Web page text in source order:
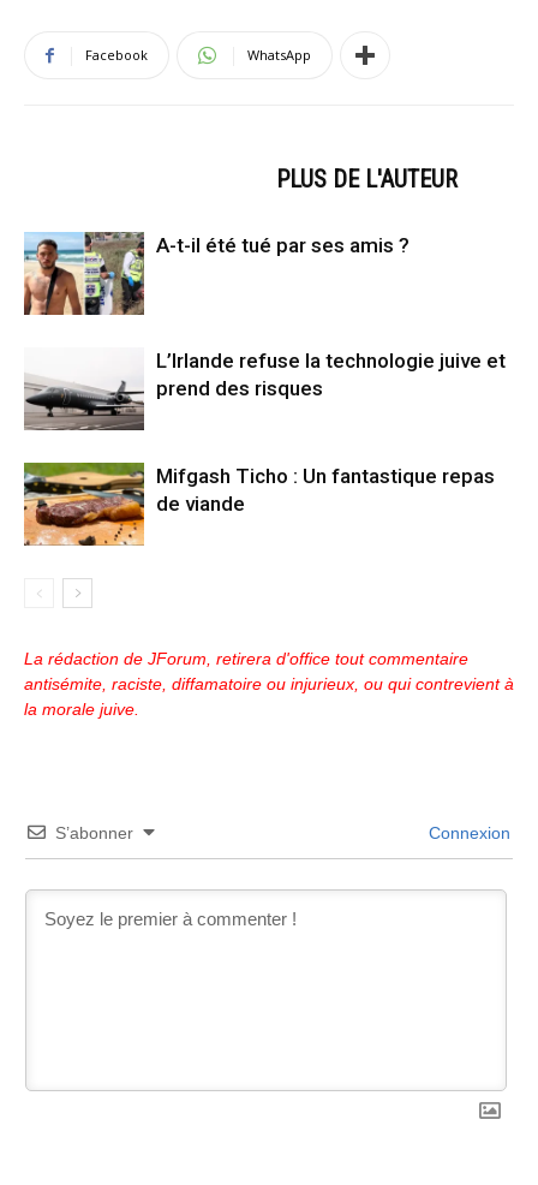
Facebook WhatsApp
PLUS DE L'AUTEUR
A-t-il été tué par ses amis ?
L’Irlande refuse la technologie juive et
prend des risques
Mifgash Ticho : Un fantastique repas
de viande
La rédaction de JForum, retirera d'office tout commentaire
antisémite, raciste, diffamatoire ou injurieux, ou qui contrevient à
la morale juive.
S’abonner Connexion